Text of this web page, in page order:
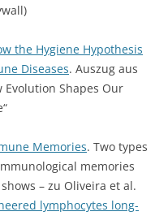
the Hygiene Hypothesis
Diseases. Auszug aus
Evolution Shapes Our
Memories. Two types
memories
– zu Oliveira et al.
lymphocytes long-